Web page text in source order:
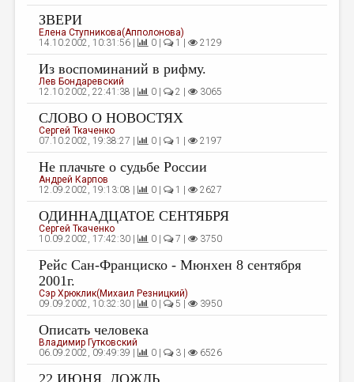
ПУБЛИЦИСТИКА
РЕЦЕНЗИРОВАНИЕ
ЦИКЛЫ ПУБЛИКАЦИЙ
ТРЕДИАКОВСКИЙ
МЕДИА
ВКОНТАКТЕ
ЗВЕРИ
Елена Ступникова(Апполонова)
14.10.2002, 10:31:56 |
0 | 1 | 2129
Из воспоминаний в рифму.
Лев Бондаревский
12.10.2002, 22:41:38 |
0 | 2 | 3065
СЛОВО О НОВОСТЯХ
Сергей Ткаченко
07.10.2002, 19:38:27 |
0 | 1 | 2197
Не плачьте о судьбе России
Андрей Карпов
12.09.2002, 19:13:08 |
0 | 1 | 2627
ОДИННАДЦАТОЕ СЕНТЯБРЯ
Сергей Ткаченко
10.09.2002, 17:42:30 |
0 | 7 | 3750
Рейс Сан-Франциско - Мюнхен 8 сентября
2001г.
Сэр Хрюклик(Михаил Резницкий)
09.09.2002, 10:32:30 |
0 | 5 | 3950
Описать человека
Владимир Гутковский
06.09.2002, 09:49:39 |
0 | 3 | 6526
22 ИЮНЯ. ДОЖДЬ